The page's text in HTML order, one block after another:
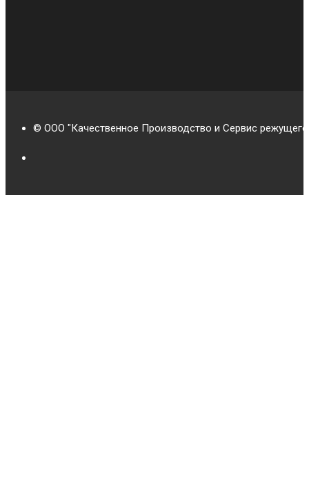
© ООО "Качественное Производство и Сервис